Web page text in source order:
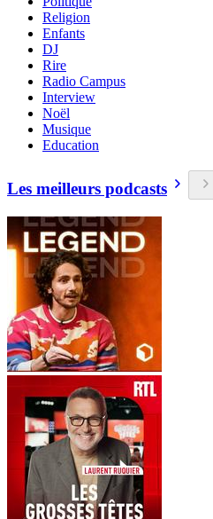
Religion
Enfants
DJ
Rire
Radio Campus
Interview
Noël
Musique
Education
Les meilleurs podcasts